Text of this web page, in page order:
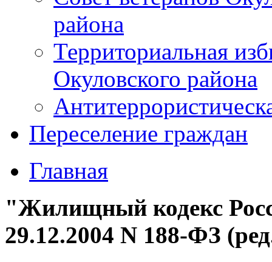
района
Территориальная
Окуловского района
Переселение граждан
Главная
"Жилищный кодекс
29.12.2004 N 188-ФЗ